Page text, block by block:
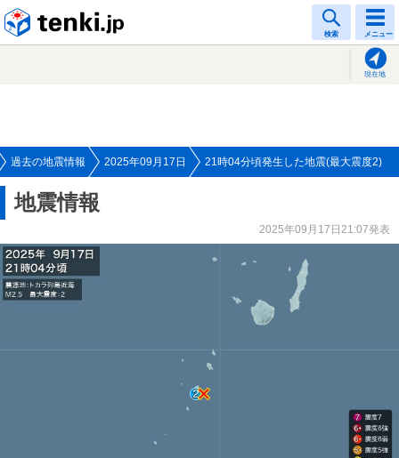
検索 メニュー
現在地
過去の地震情報 2025年09月17日 21時04分頃発生した地震(最大震度2)
地震情報
2025年09月17日21:07発表